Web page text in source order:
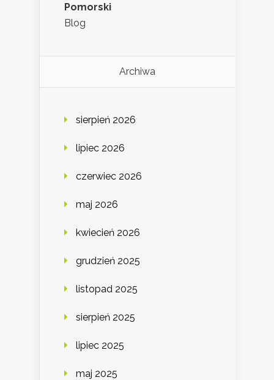
Pomorski
Blog
Archiwa
sierpień 2026
lipiec 2026
czerwiec 2026
maj 2026
kwiecień 2026
grudzień 2025
listopad 2025
sierpień 2025
lipiec 2025
maj 2025